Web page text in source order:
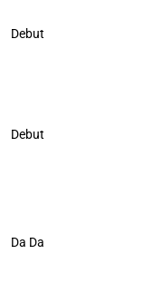
Debut
Debut
Da Da